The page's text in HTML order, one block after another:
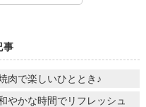
事
肉で楽しいひととき♪
やかな時間でリフレッシュ